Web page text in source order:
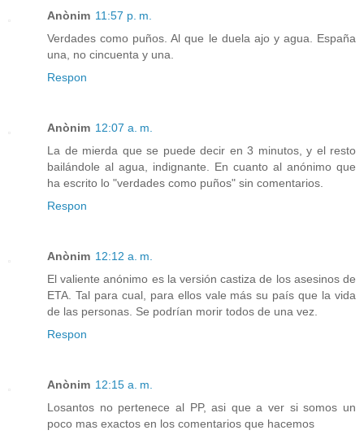
Anònim 11:57 p. m.
Verdades como puños. Al que le duela ajo y agua. España
una, no cincuenta y una.
Respon
Anònim 12:07 a. m.
La de mierda que se puede decir en 3 minutos, y el resto
bailándole al agua, indignante. En cuanto al anónimo que
ha escrito lo "verdades como puños" sin comentarios.
Respon
Anònim 12:12 a. m.
El valiente anónimo es la versión castiza de los asesinos de
ETA. Tal para cual, para ellos vale más su país que la vida
de las personas. Se podrían morir todos de una vez.
Respon
Anònim 12:15 a. m.
Losantos no pertenece al PP, asi que a ver si somos un
poco mas exactos en los comentarios que hacemos